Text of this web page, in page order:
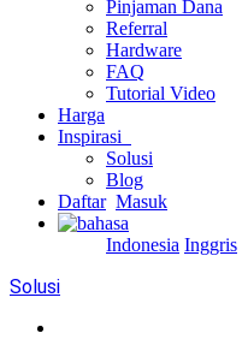
Pinjaman Dana
Referral
Hardware
FAQ
Tutorial Video
Harga
Inspirasi
Solusi
Blog
Daftar Masuk
Indonesia Inggris
Solusi